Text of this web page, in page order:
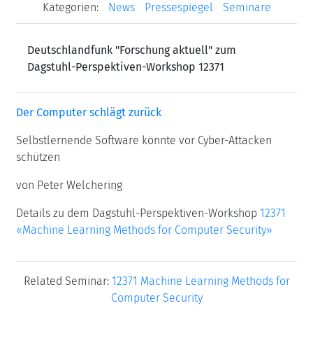
Kategorien:
News Pressespiegel Seminare
Deutschlandfunk "Forschung aktuell" zum
Dagstuhl-Perspektiven-Workshop 12371
Der Computer schlägt zurück
Selbstlernende Software könnte vor Cyber-Attacken
schützen
von Peter Welchering
Details zu dem Dagstuhl-Perspektiven-Workshop 12371
«Machine Learning Methods for Computer Security»
Related Seminar: 12371 Machine Learning Methods for
Computer Security